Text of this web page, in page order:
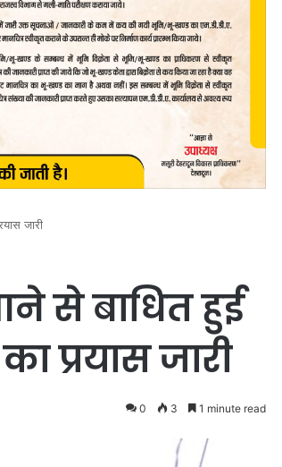
जारी
से बाधित हुई
प्रयास जारी
0 3 1 minute read